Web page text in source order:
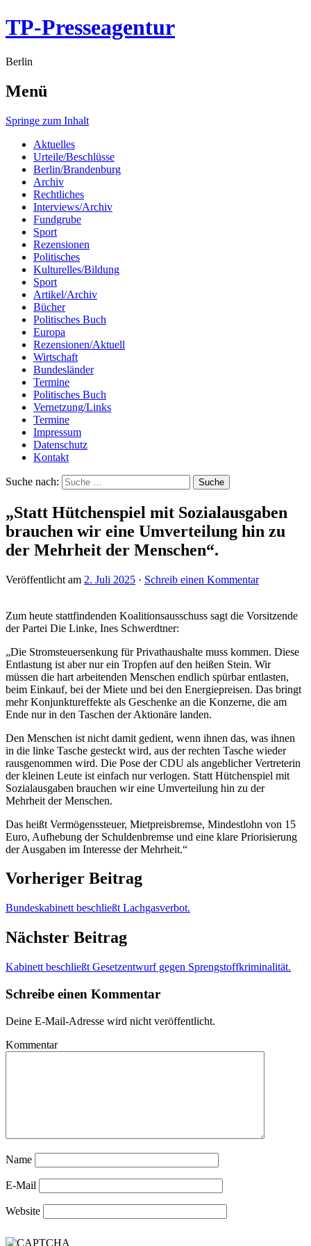
TP-Presseagentur
Berlin
Menü
Springe zum Inhalt
Aktuelles
Urteile/Beschlüsse
Berlin/Brandenburg
Archiv
Rechtliches
Interviews/Archiv
Fundgrube
Sport
Rezensionen
Politisches
Kulturelles/Bildung
Sport
Artikel/Archiv
Bücher
Politisches Buch
Europa
Rezensionen/Aktuell
Wirtschaft
Bundesländer
Termine
Politisches Buch
Vernetzung/Links
Termine
Impressum
Datenschutz
Kontakt
Suche nach:
„Statt Hütchenspiel mit Sozialausgaben
brauchen wir eine Umverteilung hin zu
der Mehrheit der Menschen“.
Veröffentlicht am 2. Juli 2025 · Schreib einen Kommentar
Zum heute stattfindenden Koalitionsausschuss sagt die Vorsitzende
der Partei Die Linke, Ines Schwerdtner:
„Die Stromsteuersenkung für Privathaushalte muss kommen. Diese
Entlastung ist aber nur ein Tropfen auf den heißen Stein. Wir
müssen die hart arbeitenden Menschen endlich spürbar entlasten,
beim Einkauf, bei der Miete und bei den Energiepreisen. Das bringt
mehr Konjunktureffekte als Geschenke an die Konzerne, die am
Ende nur in den Taschen der Aktionäre landen.
Den Menschen ist nicht damit gedient, wenn ihnen das, was ihnen
in die linke Tasche gesteckt wird, aus der rechten Tasche wieder
rausgenommen wird. Die Pose der CDU als angeblicher Vertreterin
der kleinen Leute ist einfach nur verlogen. Statt Hütchenspiel mit
Sozialausgaben brauchen wir eine Umverteilung hin zu der
Mehrheit der Menschen.
Das heißt Vermögenssteuer, Mietpreisbremse, Mindestlohn von 15
Euro, Aufhebung der Schuldenbremse und eine klare Priorisierung
der Ausgaben im Interesse der Mehrheit.“
Vorheriger Beitrag
Bundeskabinett beschließt Lachgasverbot.
Nächster Beitrag
Kabinett beschließt Gesetzentwurf gegen Sprengstoffkriminalität.
Schreibe einen Kommentar
Deine E-Mail-Adresse wird nicht veröffentlicht.
Kommentar
Name
E-Mail
Website